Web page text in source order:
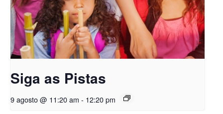
Siga as Pistas
9 agosto @ 11:20 am - 12:20 pm